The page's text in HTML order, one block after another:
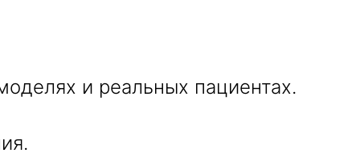
и реальных пациентах.